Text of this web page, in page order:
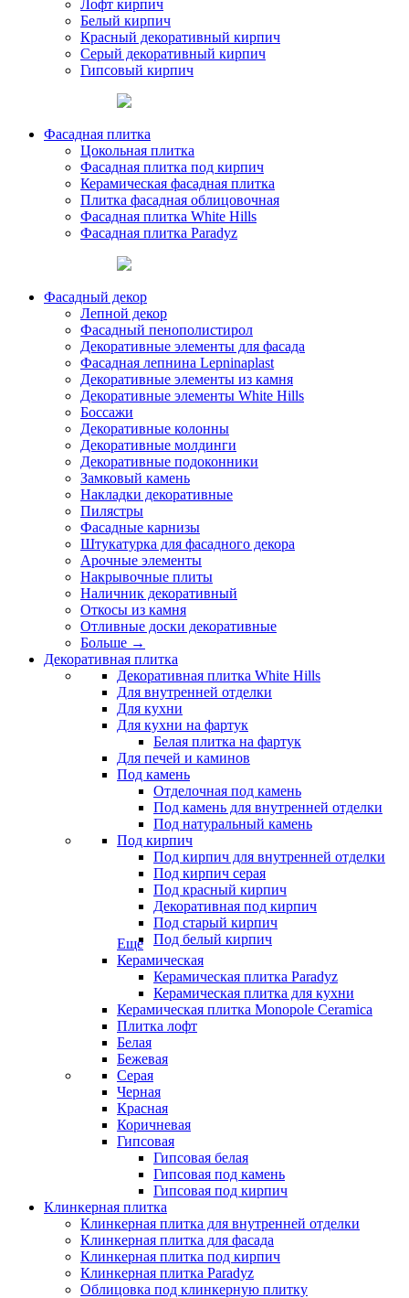
Лофт кирпич
Белый кирпич
Красный декоративный кирпич
Серый декоративный кирпич
Гипсовый кирпич
Фасадная плитка
Цокольная плитка
Фасадная плитка под кирпич
Керамическая фасадная плитка
Плитка фасадная облицовочная
Фасадная плитка White Hills
Фасадная плитка Paradyz
Фасадный декор
Лепной декор
Фасадный пенополистирол
Декоративные элементы для фасада
Фасадная лепнина Lepninaplast
Декоративные элементы из камня
Декоративные элементы White Hills
Боссажи
Декоративные колонны
Декоративные молдинги
Декоративные подоконники
Замковый камень
Накладки декоративные
Пилястры
Фасадные карнизы
Штукатурка для фасадного декора
Арочные элементы
Накрывочные плиты
Наличник декоративный
Откосы из камня
Отливные доски декоративные
Больше →
Декоративная плитка
Декоративная плитка White Hills
Для внутренней отделки
Для кухни
Для кухни на фартук
Белая плитка на фартук
Для печей и каминов
Под камень
Отделочная под камень
Под камень для внутренней отделки
Под натуральный камень
Под кирпич
Под кирпич для внутренней отделки
Под кирпич серая
Под красный кирпич
Декоративная под кирпич
Под старый кирпич
Под белый кирпич
Еще
Керамическая
Керамическая плитка Paradyz
Керамическая плитка для кухни
Керамическая плитка Monopole Ceramica
Плитка лофт
Белая
Бежевая
Серая
Черная
Красная
Коричневая
Гипсовая
Гипсовая белая
Гипсовая под камень
Гипсовая под кирпич
Клинкерная плитка
Клинкерная плитка для внутренней отделки
Клинкерная плитка для фасада
Клинкерная плитка под кирпич
Клинкерная плитка Paradyz
Облицовка под клинкерную плитку